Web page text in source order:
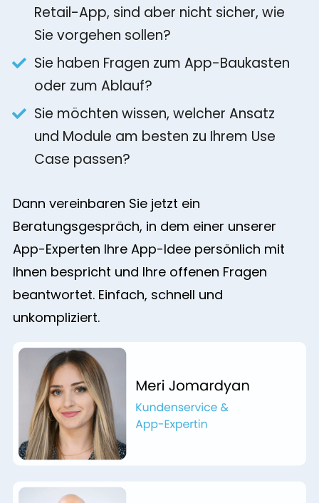
Retail-App, sind aber nicht sicher, wie
Sie vorgehen sollen?
Sie haben Fragen zum App-Baukasten
oder zum Ablauf?
Sie möchten wissen, welcher Ansatz
und Module am besten zu Ihrem Use
Case passen?
Dann vereinbaren Sie jetzt ein
Beratungsgespräch, in dem einer unserer
App-Experten Ihre App-Idee persönlich mit
Ihnen bespricht und Ihre offenen Fragen
beantwortet. Einfach, schnell und
unkompliziert.